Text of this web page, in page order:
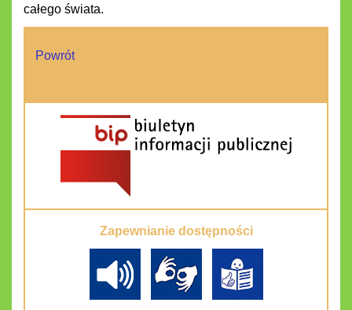
całego świata.
Powrót
Zapewnianie dostępności